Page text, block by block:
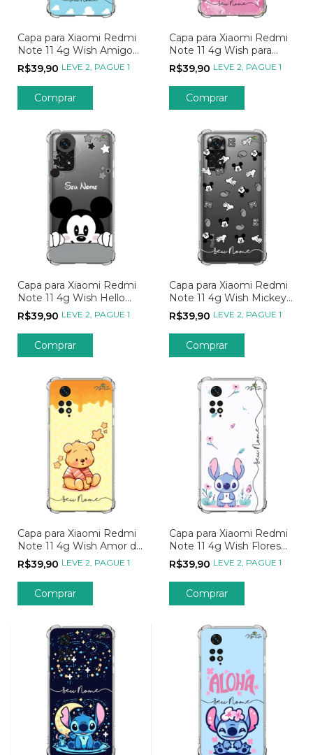
Capa para Xiaomi Redmi
Note 11 4g Wish Amigo
Estou Aqui
R$39,90 LEVE 2, PAGUE 1
Comprar
Capa para Xiaomi Redmi
Note 11 4g Wish para
Onde Quer Ir
R$39,90 LEVE 2, PAGUE 1
Comprar
Capa para Xiaomi Redmi
Note 11 4g Wish Hello
Mickey Mouse
R$39,90 LEVE 2, PAGUE 1
Comprar
Capa para Xiaomi Redmi
Note 11 4g Wish Mickey
Mouse
R$39,90 LEVE 2, PAGUE 1
Comprar
Capa para Xiaomi Redmi
Note 11 4g Wish Amor de
Mel
R$39,90 LEVE 2, PAGUE 1
Comprar
Capa para Xiaomi Redmi
Note 11 4g Wish Flores
Tropicais
R$39,90 LEVE 2, PAGUE 1
Comprar